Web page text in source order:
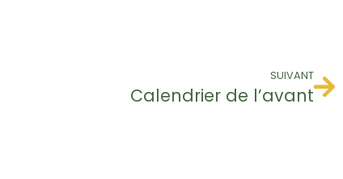
SUIVANT
Calendrier de l’avant